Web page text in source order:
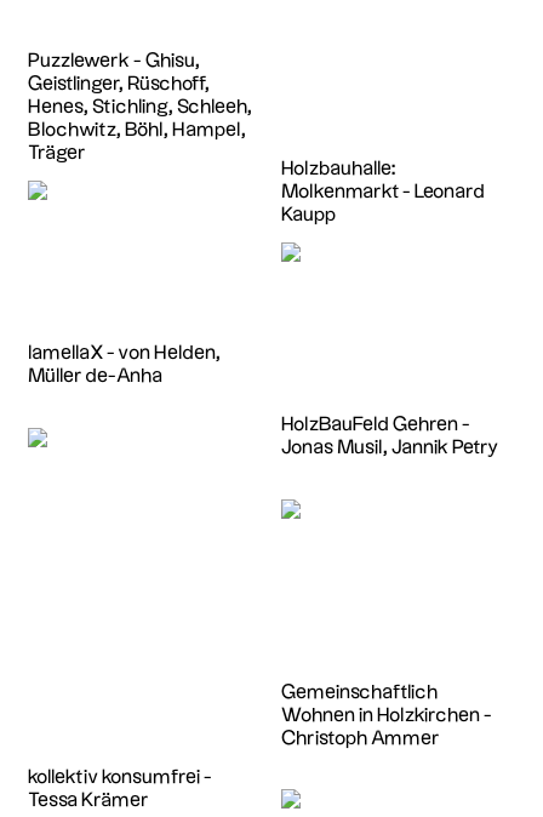
Puzzlewerk - Ghisu,
Geistlinger, Rüschoff,
Henes, Stichling, Schleeh,
Blochwitz, Böhl, Hampel,
Träger
Holzbauhalle:
Molkenmarkt - Leonard
Kaupp
lamellaX - von Helden,
Müller de-Anha
HolzBauFeld Gehren -
Jonas Musil, Jannik Petry
kollektiv konsumfrei -
Tessa Krämer
Gemeinschaftlich
Wohnen in Holzkirchen -
Christoph Ammer